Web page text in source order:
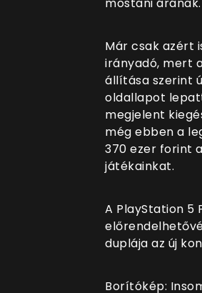
Már csak azért
irányadó, mert
állítása szerint
oldallapot
megjelent
még ebben a
370 ezer forint
játékainkat.
A PlayStation
duplája az új
Borítókép: